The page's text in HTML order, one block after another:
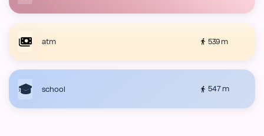
atm 539 m
school 547 m